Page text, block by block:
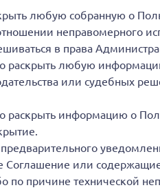
любую собранную о
неправомерного
в права
раскрыть любую
или судебных
раскрыть информацию о
Соглашение или
по причине технической